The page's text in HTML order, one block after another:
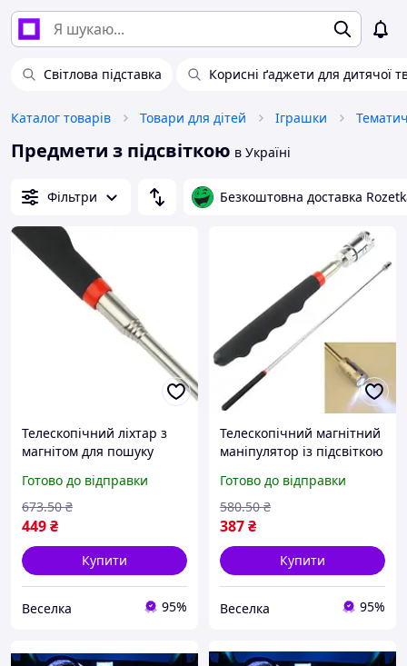
Світлова підставка Корисні ґаджети для дитячої
Каталог товарів Товари для дітей Іграшки
Предмети з підсвіткою в Україні
Фільтри Безкоштовна доставка
Телескопічний ліхтар з
магнітом для пошуку
мм LED підсвітка SPICY
Готово до відправки
449₴
673.50 ₴
Купити
Веселка 95%
Телескопічний магнітний
маніпулятор із підсвіткою
предметів із важких місць
FLAME
Готово до відправки
387₴
580.50 ₴
Купити
Веселка 95%